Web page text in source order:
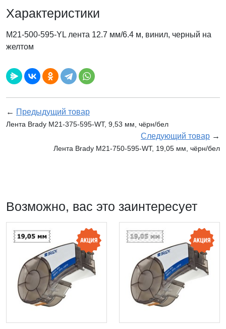
Характеристики
M21-500-595-YL лента 12.7 мм/6.4 м, винил, черный на
желтом
← Предыдущий товар
Лента Brady M21-375-595-WT, 9,53 мм, чёрн/бел
Следующий товар →
Лента Brady M21-750-595-WT, 19,05 мм, чёрн/бел
Возможно, вас это заинтересует